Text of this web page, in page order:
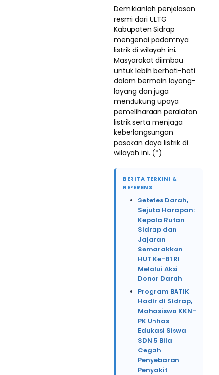
Demikianlah penjelasan
resmi dari ULTG
Kabupaten Sidrap
mengenai padamnya
listrik di wilayah ini.
Masyarakat diimbau
untuk lebih berhati-hati
dalam bermain layang-
layang dan juga
mendukung upaya
pemeliharaan peralatan
listrik serta menjaga
keberlangsungan
pasokan daya listrik di
wilayah ini. (*)
BERITA TERKINI &
REFERENSI
Setetes Darah,
Sejuta Harapan:
Kepala Rutan
Sidrap dan
Jajaran
Semarakkan
HUT Ke-81 RI
Melalui Aksi
Donor Darah
Program BATIK
Hadir di Sidrap,
Mahasiswa KKN-
PK Unhas
Edukasi Siswa
SDN 5 Bila
Cegah
Penyebaran
Penyakit